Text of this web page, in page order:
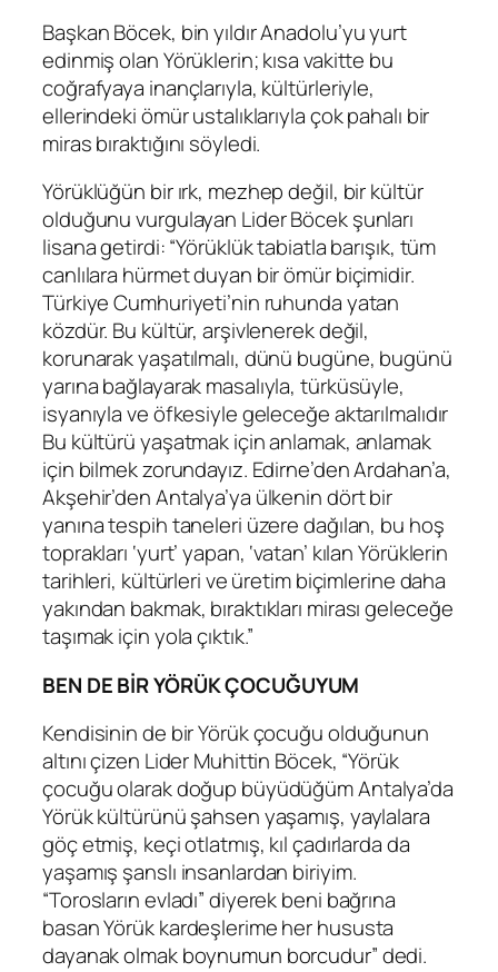
Başkan Böcek, bin yıldır Anadolu’yu yurt
edinmiş olan Yörüklerin; kısa vakitte bu
coğrafyaya inançlarıyla, kültürleriyle,
ellerindeki ömür ustalıklarıyla çok pahalı bir
miras bıraktığını söyledi.
Yörüklüğün bir ırk, mezhep değil, bir kültür
olduğunu vurgulayan Lider Böcek şunları
lisana getirdi: “Yörüklük tabiatla barışık, tüm
canlılara hürmet duyan bir ömür biçimidir.
Türkiye Cumhuriyeti’nin ruhunda yatan
közdür. Bu kültür, arşivlenerek değil,
korunarak yaşatılmalı, dünü bugüne, bugünü
yarına bağlayarak masalıyla, türküsüyle,
isyanıyla ve öfkesiyle geleceğe aktarılmalıdır
Bu kültürü yaşatmak için anlamak, anlamak
için bilmek zorundayız. Edirne’den Ardahan’a,
Akşehir’den Antalya’ya ülkenin dört bir
yanına tespih taneleri üzere dağılan, bu hoş
toprakları ‘yurt’ yapan, ‘vatan’ kılan Yörüklerin
tarihleri, kültürleri ve üretim biçimlerine daha
yakından bakmak, bıraktıkları mirası geleceğe
taşımak için yola çıktık.”
BEN DE BİR YÖRÜK ÇOCUĞUYUM
Kendisinin de bir Yörük çocuğu olduğunun
altını çizen Lider Muhittin Böcek, “Yörük
çocuğu olarak doğup büyüdüğüm Antalya’da
Yörük kültürünü şahsen yaşamış, yaylalara
göç etmiş, keçi otlatmış, kıl çadırlarda da
yaşamış şanslı insanlardan biriyim.
“Torosların evladı” diyerek beni bağrına
basan Yörük kardeşlerime her hususta
dayanak olmak boynumun borcudur” dedi.